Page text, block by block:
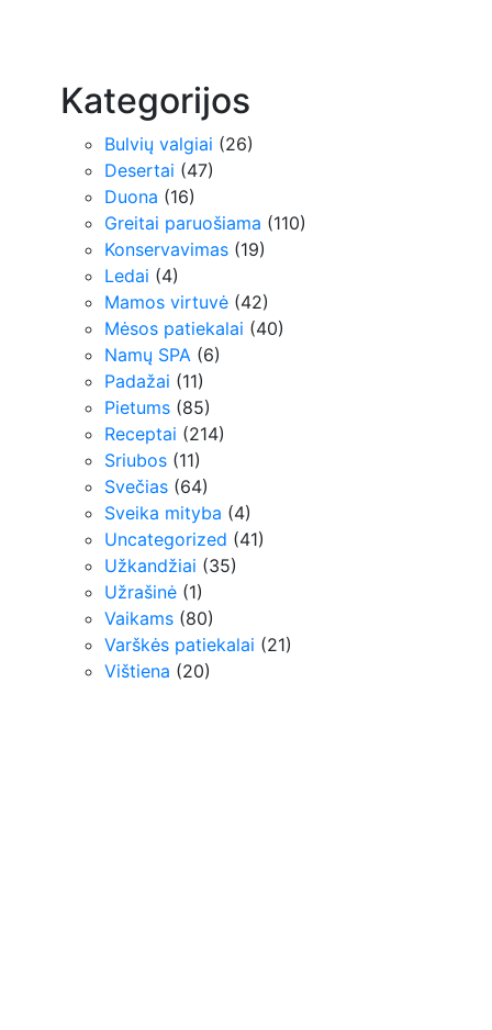
Kategorijos
Bulvių valgiai (26)
Desertai (47)
Duona (16)
Greitai paruošiama (110)
Konservavimas (19)
Ledai (4)
Mamos virtuvė (42)
Mėsos patiekalai (40)
Namų SPA (6)
Padažai (11)
Pietums (85)
Receptai (214)
Sriubos (11)
Svečias (64)
Sveika mityba (4)
Uncategorized (41)
Užkandžiai (35)
Užrašinė (1)
Vaikams (80)
Varškės patiekalai (21)
Vištiena (20)